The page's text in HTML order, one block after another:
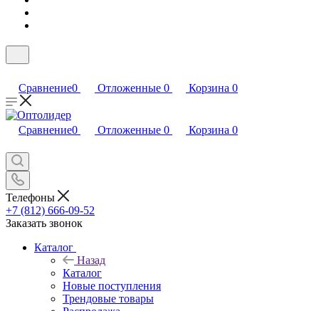
Сравнение0 Отложенные 0 Корзина 0
Сравнение0 Отложенные 0 Корзина 0
Телефоны
+7 (812) 666-09-52
Заказать звонок
Каталог
Назад
Каталог
Новые поступления
Трендовые товары